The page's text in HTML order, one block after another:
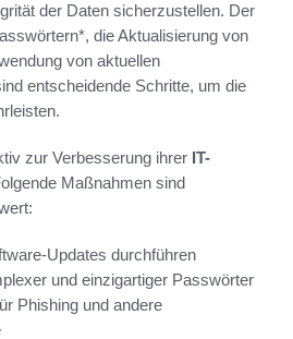
der Daten sicherzustellen. Der
die Aktualisierung von
von aktuellen
entscheidende Schritte, um die
zur Verbesserung ihrer IT-
Maßnahmen sind
Updates durchführen
und einzigartiger Passwörter
Phishing und andere